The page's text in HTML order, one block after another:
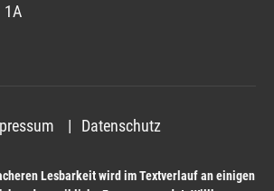
1A
Lesbarkeit wird im Textverlauf an einigen
Datenschutz